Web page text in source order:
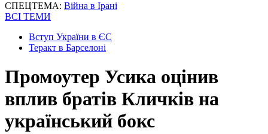
СПЕЦТЕМА: Війна в Ірані
ВСІ ТЕМИ
Вступ України в ЄС
Теракт в Барселоні
Промоутер Усика оцінив
вплив братів Кличків на
український бокс